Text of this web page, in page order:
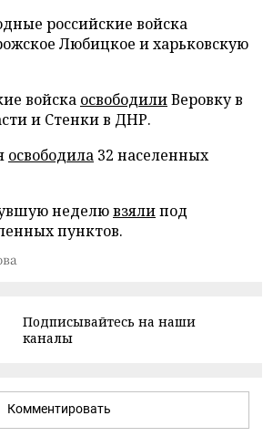
российские войска
Любицкое и харьковскую
войска освободилиВеровку в
и Стенки в ДНР.
освободила 32 населенных
неделювзялипод
пунктов.
Подписывайтесь на наши
каналы
Комментировать